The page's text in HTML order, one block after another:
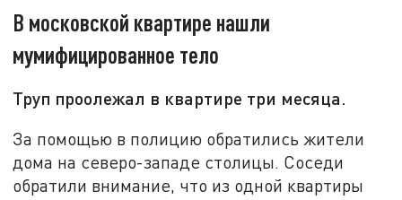
В московской квартире нашли
мумифицированное тело
Труп проолежал в квартире три месяца.
За помощью в полицию обратились жители
дома на северо-западе столицы. Соседи
обратили внимание, что из одной квартиры